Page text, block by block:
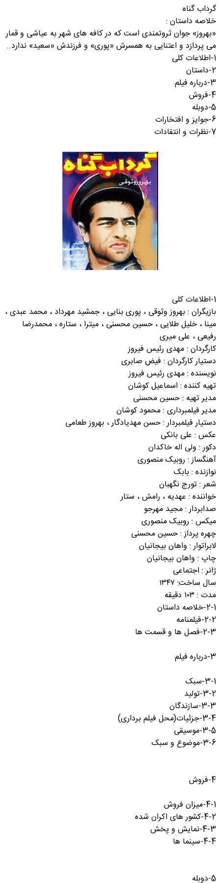
گرداب گناه
خلاصه داستان :
«بهروز» جوان ثروتمندی است که در کافه های شهر به عیاشی و قمار
می پردازد و اعتنایی به همسرش «پوری» و فرزندش «سعید» ندارد..
1-اطلاعات کلی
2-داستان
3-درباره فیلم
4-فروش
5-دوبله
6-جوایز و افتخارات
7-نظرات و انتقادات
1-اطلاعات کلی
بازیگران : بهروز وثوقی ، پوری بنایی ، جمشید مهرداد ، محمد عبدی ،
مینا ، خلیل طلایی ، حسین محسنی ، میترا ، ستاره ، محمدرضا
رفیعی ، علی میری
کارگردان : مهدی رئیس فیروز
دستیار کارگردان : فیض صابری
نویسنده : مهدی رئیس فیروز
تهیه کننده : اسماعیل کوشان
مدیر تهیه : حسین محسنی
مدیر فیلمبرداری : محمود کوشان
دستیار فیلمبردار : حسن مهدیادگار ، بهروز طعامی
عکس : علی بانکی
دکور : ولی اله خاکدان
آهنگساز : روبیک منصوری
نوازنده : بابک
شعر : تورج نگهبان
خواننده : عهدیه ، رامش ، ستار
صدابردار : مجید مهرجو
میکس : روبیک منصوری
چهره پرداز : حسین محسنی
لابراتوار : واهان بیجانیان
چاپ : واهان بیجانیان
ژانر : اجتماعی
سال ساخت: ۱۳۴۷
مدت : ۱۰۳ دقیقه
2-1-خلاصه داستان
2-2-فیلمنامه
2-3-فصل ها و قسمت ها
3-درباره فیلم
3-1-سبک
3-2-تولید
3-3-سازندگان
3-4-جزئیات(محل فیلم برداری)
3-5-موسیقی
3-6-موضوع و سبک
4-فروش
4-1-میزان فروش
4-2-کشور های اکران شده
4-3-نمایش و پخش
4-4-سینما ها
5-دوبله